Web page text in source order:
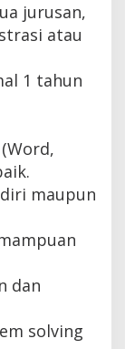
jurusan,
atau
1 tahun
maupun
dan
solving